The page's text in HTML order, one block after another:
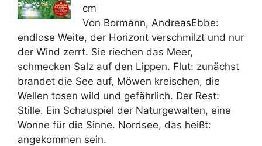
cm
Von Bormann, AndreasEbbe:
endlose Weite, der Horizont verschmilzt und nur
der Wind zerrt. Sie riechen das Meer,
schmecken Salz auf den Lippen. Flut: zunächst
brandet die See auf, Möwen kreischen, die
Wellen tosen wild und gefährlich. Der Rest:
Stille. Ein Schauspiel der Naturgewalten, eine
Wonne für die Sinne. Nordsee, das heißt:
angekommen sein.